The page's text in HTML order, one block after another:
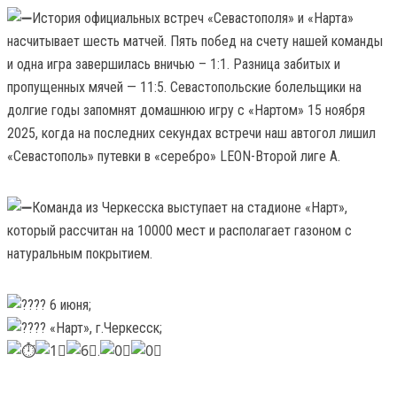
История официальных встреч «Севастополя» и «Нарта»
насчитывает шесть матчей. Пять побед на счету нашей команды
и одна игра завершилась вничью – 1:1. Разница забитых и
пропущенных мячей — 11:5. Севастопольские болельщики на
долгие годы запомнят домашнюю игру с «Нартом» 15 ноября
2025, когда на последних секундах встречи наш автогол лишил
«Севастополь» путевки в «серебро» LEON-Второй лиге А.
Команда из Черкесска выступает на стадионе «Нарт»,
который рассчитан на 10000 мест и располагает газоном с
натуральным покрытием.
6 июня;
«Нарт», г.Черкесск;
.